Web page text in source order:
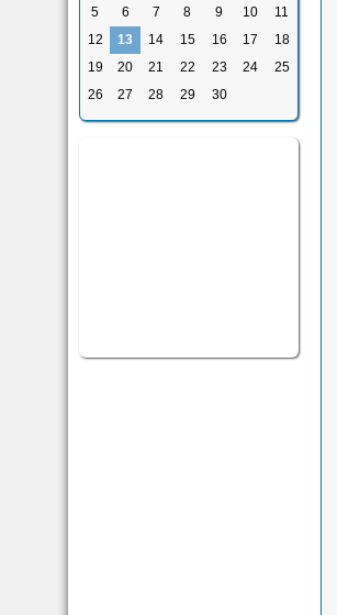
5
6 7 8 9 10
11
12
13 14 15 16 17
18
19
20 21 22 23 24
25
26
27 28 29 30